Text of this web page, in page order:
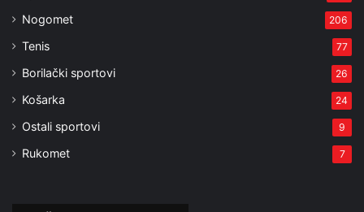
Nogomet 206
Tenis 77
Borilački sportovi 26
Košarka 24
Ostali sportovi 9
Rukomet 7